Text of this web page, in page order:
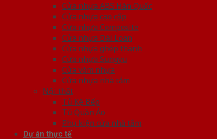
Cửa nhựa ABS Hàn Quốc
Cửa nhựa cao cấp
Cửa nhựa Composite
Cửa nhựa Đài Loan
Cửa nhựa ghép thanh
Cửa nhựa Sungyu
Cửa vòm nhựa
Cửa nhựa nhà tắm
Nội thất
Tủ Kệ Bếp
Tủ Quần Áo
Phụ kiện cửa nhà tắm
Dự án thực tế